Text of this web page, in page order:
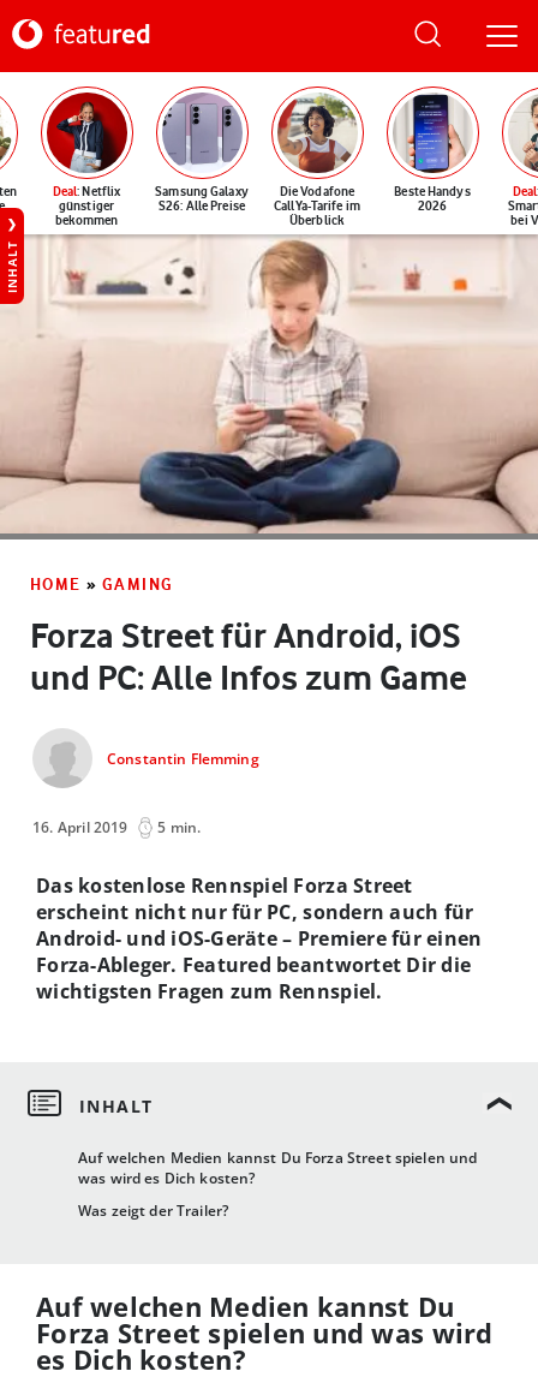
Deal: Netflix
günstiger
bekommen
Samsung Galaxy
S26: Alle Preise
Die Vodafone
CallYa-Tarife im
Überblick
Beste Handys
2026
Deal
bei
INHALT
HOME » GAMING
Forza Street für Android, iOS
und PC: Alle Infos zum Game
Constantin Flemming
16. April 2019 5 min.
Auf welchen Medien kannst Du Forza Street spielen und
was wird es Dich kosten?
Was zeigt der Trailer?
Das kostenlose Rennspiel Forza Street
erscheint nicht nur für PC, sondern auch für
Android- und iOS-Geräte – Premiere für einen
Forza-Ableger. Featured beantwortet Dir die
wichtigsten Fragen zum Rennspiel.
Auf welchen Medien kannst Du
Forza Street spielen und was wird
es Dich kosten?